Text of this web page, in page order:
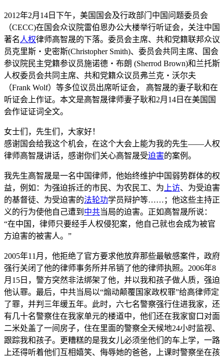
2012年2月14日下午，美国国会及行政部门中国问题委员会
（CECC)在国会众议院雷伯恩办公大楼举行听证会，关注中国
著名 人权律师高智晟的下落。委员会主席、共和党籍联邦众议
员克里斯‧史密斯(Christopher Smith)、委员会共同主席、国会
参议院民主党籍参议员施诺德‧布朗 (Sherrod Brown)和兰托斯
人权委员会共同主席、共和党籍众议员弗兰克‧沃尔夫
（Frank Wolf）等多位议员出席听证会， 高智晟的妻子耿和在
听证会上作证。本文是高智晟律师妻子耿和2月14日在美国国
会作证证词全文。
女士们，先生们，大家好！
感谢国会给我这个机会，在这个大会上能为我的先生——人权
律师高智晟讲话，感谢你们关心高智晟受迫害的案例。
我先生高智晟是一名中国律师，他始终维护中国弱势群体的权
益，例如：为强迫拆迁的市民、为农民工、为 上访、为受迫害
的基督徒、为受迫害的法轮功学员辩护等……；他这些主持正
义的行为使他自己遭到 中共当局的迫害。正如高智晟所说：
“在中国，律师只要经手人权侵犯案，他自己就也会成为被官
方迫害的被害人。”
2005年11月，他拒绝了官方要求他放弃那些最敏感案件，政府
强行关闭了他的律师事务所并吊销了他的律师执照。2006年8
月15日，警方突然非法绑架了他，并以我和孩子做人质，强迫
他认罪。最后，中共当局以“煽动颠覆国家政权罪”给高律师定
了罪，并判三年缓五年。此时，六七名警察强行住进我家，还
有几十名警察住在我家单元的楼道中，他们还在我家窗口对面
二米处盖了一间房子，住在里面的警察全天候地24小时监视、
跟踪我和孩子。更糟糕的是我女儿必须坐他们的车上学，一路
上还得听着他们互相嬉笑、侮辱她的爸爸，上课时警察坐在孩